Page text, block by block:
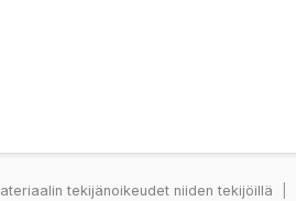
tekijänoikeudet niiden tekijöillä